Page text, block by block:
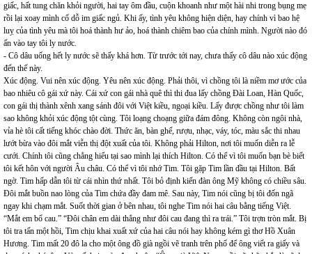
giấc, hất tung chăn khỏi người, hai tay ôm đầu, cuộn khoanh như một hài nhi trong bụng mẹ
rồi lại xoay mình cố dỗ im giấc ngủ. Khi ấy, tình yêu không hiện diện, hay chính vì bao hệ
luỵ của tình yêu mà tôi hoá thành hư ảo, hoá thành chiêm bao của chính mình. Người nào đó
ấn vào tay tôi ly nước.
- Cô dâu uống hết ly nước sẽ thấy khá hơn. Từ trước tới nay, chưa thấy cô dâu nào xúc động
đến thế này.
Xúc động. Vui nên xúc động. Yêu nên xúc động. Phải thôi, vì chồng tôi là niềm mơ ước của
bao nhiêu cô gái xứ này. Cái xứ con gái nhà quê thì thi đua lấy chồng Đài Loan, Hàn Quốc,
con gái thị thành xênh xang sánh đôi với Việt kiều, ngoại kiều. Lấy được chồng như tôi làm
sao không khỏi xúc động tột cùng. Tôi loạng choạng giữa đám đông. Không còn ngôi nhà,
vỉa hè tôi cất tiếng khóc chào đời. Thức ăn, bàn ghế, rượu, nhạc, váy, tóc, màu sắc thi nhau
lướt bừa vào đôi mắt viễn thị đột xuất của tôi. Không phải Hilton, nơi tôi muốn diễn ra lễ
cưới. Chính tôi cũng chẳng hiểu tại sao mình lại thích Hilton. Có thể vì tôi muốn bạn bè biết
tôi kết hôn với người Âu châu. Có thể vì tôi nhớ Tim. Tôi gặp Tim lần đầu tại Hilton. Bất
ngờ. Tim hấp dẫn tôi từ cái nhìn thứ nhất. Tôi bỏ định kiến đàn ông Mỹ không có chiều sâu.
Đôi mắt buồn nao lòng của Tim chứa đầy đam mê. Sau này, Tim nói cũng bị tôi đốn ngã
ngay khi chạm mắt. Suốt thời gian ở bên nhau, tôi nghe Tim nói hai câu bằng tiếng Việt.
“Mắt em bổ cau.” “Đôi chân em dài thẳng như đôi cau đang thì ra trái.” Tôi trợn tròn mắt. Bị
tôi tra tấn một hồi, Tim chịu khai xuất xứ của hai câu nói hay không kém gì thơ Hồ Xuân
Hương. Tim mất 20 đô la cho một ông đồ già ngồi vẽ tranh trên phố để ông viết ra giấy và